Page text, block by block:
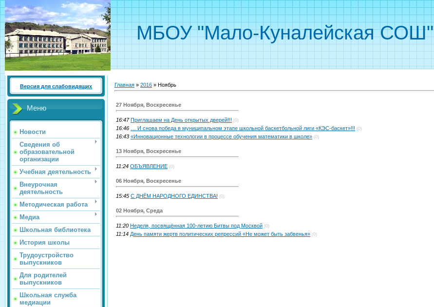
МБОУ "Мало-Куналейская СОШ"
Версия для слабовидящих
Меню
Новости
Сведения об
образовательной
организации
Учебная деятельность
Внеурочная
деятельность
Методическая работа
Медиа
Школьная библиотека
История школы
Трудоустройство
выпускников
Для родителей
выпускников
Школьная служба
медиации
Главная » 2016 » Ноябрь
27 Ноября, Воскресенье
16:47 Приглашаем на День открытых дверей!!! (0)
16:46 … И снова победа в муниципальном этапе школьной баскетбольной лиги «КЭС-баскет»!!! (0)
16:43 «Инновационные технологии в процессе обучения математики в школе» (0)
13 Ноября, Воскресенье
11:24 ОБЪЯВЛЕНИЕ (0)
06 Ноября, Воскресенье
15:45 С ДНЁМ НАРОДНОГО ЕДИНСТВА! (0)
02 Ноября, Среда
11:20 Неделя, посвящённая 100-летию Битвы под Москвой (0)
11:14 День памяти жертв политических репрессий «Не может быть забвенья» (0)